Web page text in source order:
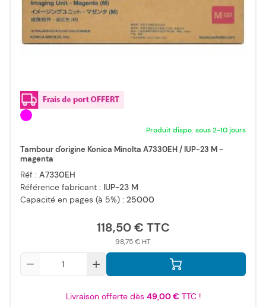
Produit dispo. sous 2-10 jours
Tambour d'origine Konica Minolta A7330EH / IUP-23 M -
magenta
Réf : A7330EH
Référence fabricant : IUP-23 M
Capacité en pages (à 5%) : 25000
118,50 €
98,75 €
Livraison offerte dès 49,00 €TTC !